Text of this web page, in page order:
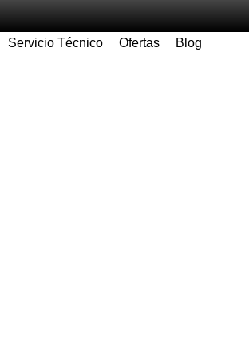
Servicio Técnico Ofertas Blog